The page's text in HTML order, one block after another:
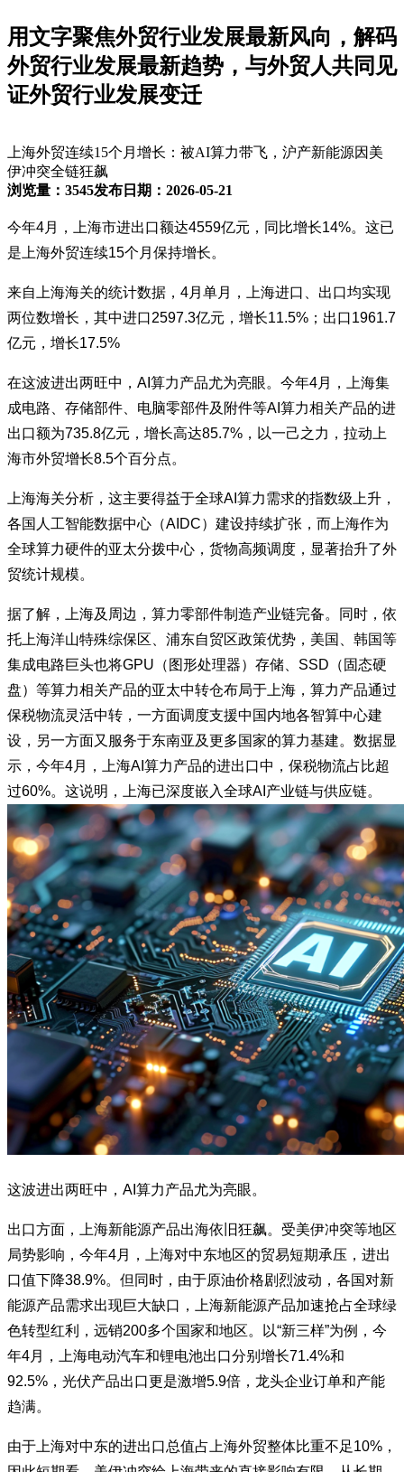
用文字聚焦外贸行业发展最新风向，解码
外贸行业发展最新趋势，与外贸人共同见
证外贸行业发展变迁
上海外贸连续15个月增长：被AI算力带飞，沪产新能源因美
伊冲突全链狂飙
浏览量：3545发布日期：2026-05-21
今年4月，上海市进出口额达4559亿元，同比增长14%。这已
是上海外贸连续15个月保持增长。
来自上海海关的统计数据， 4月单月，上海进口、出口均实现
两位数增长，其中进口2597.3亿元，增长11.5% ；出口1961.7
亿元，增长17.5%
在这波进出两旺中， AI 算力产品尤为亮眼。今年4月，上海集
成电路、存储部件、电脑零部件及附件等AI 算力相关产品的进
出口额为735.8亿元，增长高达85.7% ，以一己之力，拉动上
海市外贸增长8.5个百分点。
上海海关分析，这主要得益于全球AI 算力需求的指数级上升，
各国人工智能数据中心（AIDC）建设持续扩张，而上海作为
全球算力硬件的亚太分拨中心，货物高频调度，显著抬升了外
贸统计规模。
据了解，上海及周边，算力零部件制造产业链完备。同时，依
托上海洋山特殊综保区、浦东自贸区政策优势，美国、韩国等
集成电路巨头也将GPU （图形处理器）存储、 SSD （固态硬
盘）等算力相关产品的亚太中转仓布局于上海，算力产品通过
保税物流灵活中转，一方面调度支援中国内地各智算中心建
设，另一方面又服务于东南亚及更多国家的算力基建。数据显
示，今年4月，上海AI 算力产品的进出口中，保税物流占比超
过60%。这说明，上海已深度嵌入全球AI 产业链与供应链。
这波进出两旺中， AI 算力产品尤为亮眼。
出口方面，上海新能源产品出海依旧狂飙。受美伊冲突等地区
局势影响，今年4月，上海对中东地区的贸易短期承压，进出
口值下降38.9%。但同时，由于原油价格剧烈波动，各国对新
能源产品需求出现巨大缺口，上海新能源产品加速抢占全球绿
色转型红利，远销200多个国家和地区。以“新三样”为例，今
年4月，上海电动汽车和锂电池出口分别增长71.4%和
92.5% ，光伏产品出口更是激增5.9倍，龙头企业订单和产能
趋满。
由于上海对中东的进出口总值占上海外贸整体比重不足10% ，